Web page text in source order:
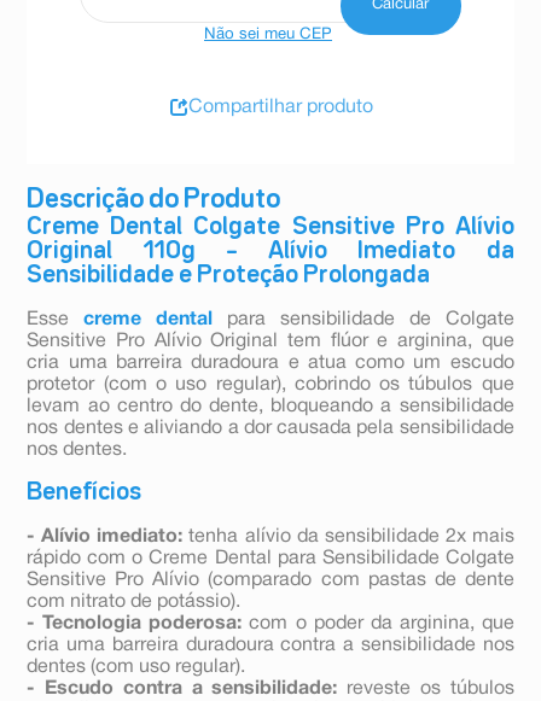
Descrição do Produto
Creme Dental Colgate Sensitive Pro Alívio
Original 110g – Alívio Imediato da
Sensibilidade e Proteção Prolongada
Essecreme dental
para sensibilidade de Colgate
Sensitive Pro Alívio Original tem flúor e arginina, que
cria uma barreira duradoura e atua como um escudo
protetor (com o uso regular), cobrindo os túbulos que
levam ao centro do dente, bloqueando a sensibilidade
nos dentes e aliviando a dor causada pela sensibilidade
nos dentes.
Benefícios
- Alívio imediato: tenha alívio da sensibilidade 2x mais
rápido com o Creme Dental para Sensibilidade Colgate
Sensitive Pro Alívio (comparado com pastas de dente
com nitrato de potássio).
- Tecnologia poderosa:com o poder da arginina, que
cria uma barreira duradoura contra a sensibilidade nos
dentes (com uso regular).
- Escudo contra a sensibilidade: reveste os túbulos
Não sei meu CEP
Compartilhar produto